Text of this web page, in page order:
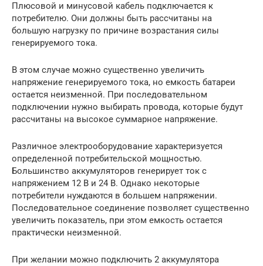
Плюсовой и минусовой кабель подключается к
потребителю. Они должны быть рассчитаны на
большую нагрузку по причине возрастания силы
генерируемого тока.
В этом случае можно существенно увеличить
напряжение генерируемого тока, но емкость батареи
остается неизменной. При последовательном
подключении нужно выбирать провода, которые будут
рассчитаны на высокое суммарное напряжение.
Различное электрооборудование характеризуется
определенной потребительской мощностью.
Большинство аккумуляторов генерирует ток с
напряжением 12 В и 24 В. Однако некоторые
потребители нуждаются в большем напряжении.
Последовательное соединение позволяет существенно
увеличить показатель, при этом емкость остается
практически неизменной.
При желании можно подключить 2 аккумулятора